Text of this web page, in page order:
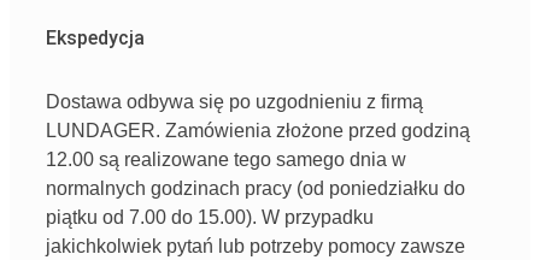
Ekspedycja
Dostawa odbywa się po uzgodnieniu z firmą
LUNDAGER. Zamówienia złożone przed godziną
12.00 są realizowane tego samego dnia w
normalnych godzinach pracy (od poniedziałku do
piątku od 7.00 do 15.00). W przypadku
jakichkolwiek pytań lub potrzeby pomocy zawsze